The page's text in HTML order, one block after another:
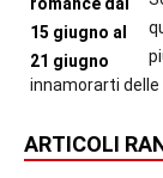
innamorarti
ARTICOLI